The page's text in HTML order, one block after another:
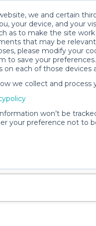
we and certain
your device, and your
as to make the site
that may be
please modify your
to save your
each of those devices
we collect and process
won’t be
your preference not to
Rentals in